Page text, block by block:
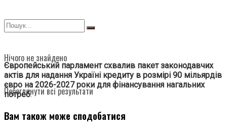
Нічого не знайдено
Переглянути всі результати
Європейський парламент схвалив пакет законодавчих
актів для надання Україні кредиту в розмірі 90 мільярдів
євро на 2026-2027 роки для фінансування нагальних
потреб.
Вам також може сподобатися